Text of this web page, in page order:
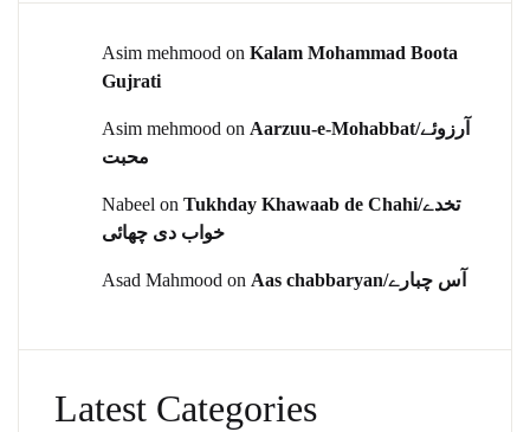
Asim mehmood on Kalam Mohammad Boota
Gujrati
Asim mehmood on Aarzuu-e-Mohabbat/آرزوئے
محبت
Nabeel on Tukhday Khawaab de Chahi/تخدے
خواب دی چھائی
Asad Mahmood on Aas chabbaryan/آس چبارے
Latest Categories